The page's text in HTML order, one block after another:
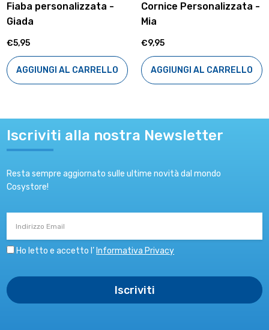
Fiaba personalizzata -
Giada
€5,95
AGGIUNGI AL CARRELLO
Cornice Personalizzata -
Mia
€9,95
AGGIUNGI AL CARRELLO
Iscriviti alla nostra Newsletter
Resta sempre aggiornato sulle ultime novità dal mondo
Cosystore!
Ho letto e accetto l’ Informativa Privacy